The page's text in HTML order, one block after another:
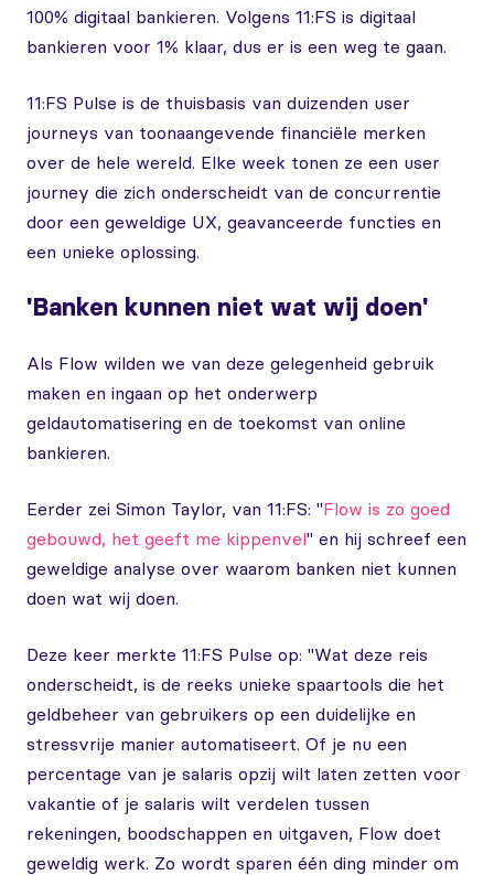
100% digitaal bankieren. Volgens 11:FS is digitaal
bankieren voor 1% klaar, dus er is een weg te gaan.
11:FS Pulse is de thuisbasis van duizenden user
journeys van toonaangevende financiële merken
over de hele wereld. Elke week tonen ze een user
journey die zich onderscheidt van de concurrentie
door een geweldige UX, geavanceerde functies en
een unieke oplossing.
'Banken kunnen niet wat wij doen'
Als Flow wilden we van deze gelegenheid gebruik
maken en ingaan op het onderwerp
geldautomatisering en de toekomst van online
bankieren.
Eerder zei Simon Taylor, van 11:FS: "Flow is zo goed
gebouwd, het geeft me kippenvel" en hij schreef een
geweldige analyse over waarom banken niet kunnen
doen wat wij doen.
Deze keer merkte 11:FS Pulse op: "Wat deze reis
onderscheidt, is de reeks unieke spaartools die het
geldbeheer van gebruikers op een duidelijke en
stressvrije manier automatiseert. Of je nu een
percentage van je salaris opzij wilt laten zetten voor
vakantie of je salaris wilt verdelen tussen
rekeningen, boodschappen en uitgaven, Flow doet
geweldig werk. Zo wordt sparen één ding minder om